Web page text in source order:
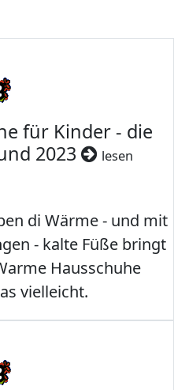
für Kinder - die
2023
lesen
di Wärme - und mit
- kalte Füße bringt
Hausschuhe
vielleicht.